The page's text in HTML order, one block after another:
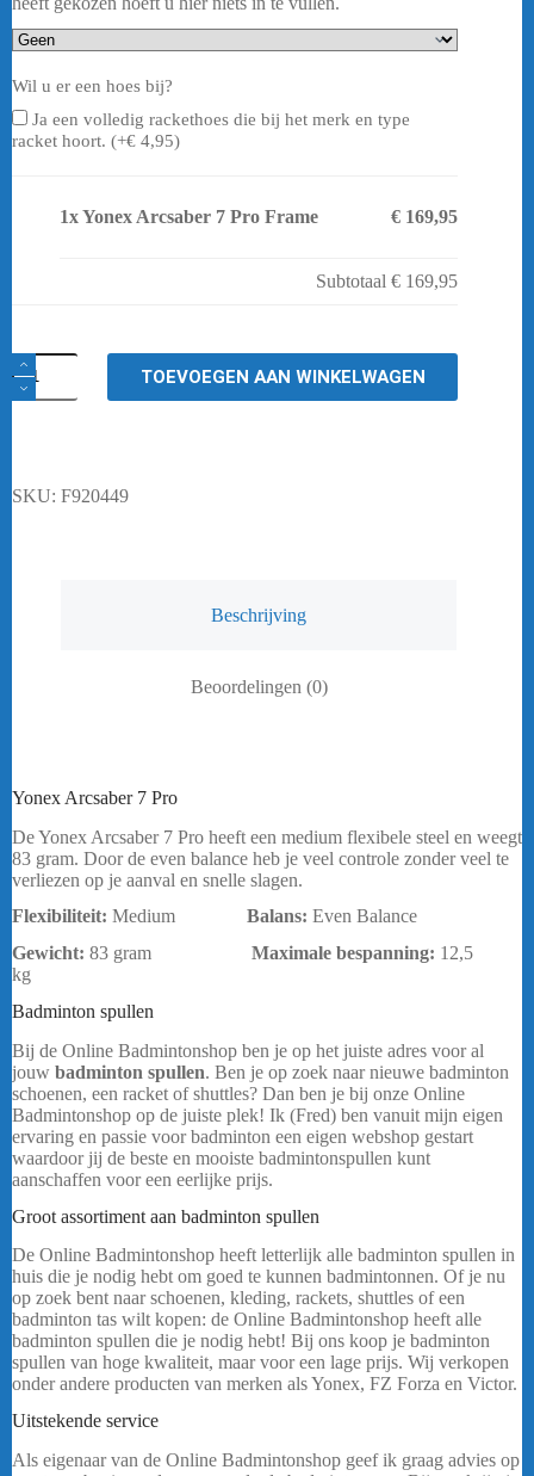
Wil u er een hoes bij?
Ja een volledig rackethoes die bij het merk en type
racket hoort. (+€ 4,95)
1xYonex Arcsaber 7 Pro Frame € 169,95
Subtotaal€ 169,95
Yonex
Arcsaber
7
TOEVOEGEN AAN WINKELWAGEN
SKU: F920449
Beschrijving
Beoordelingen (0)
Yonex Arcsaber 7 Pro
De Yonex Arcsaber 7 Pro heeft een medium flexibele steel en weegt
83 gram. Door de even balance heb je veel controle zonder veel te
verliezen op je aanval en snelle slagen.
Flexibiliteit: Medium Balans: Even Balance
Gewicht: 83 gram Maximale bespanning: 12,5
kg
Badminton spullen
Bij de Online Badmintonshop ben je op het juiste adres voor al
jouw badminton spullen. Ben je op zoek naar nieuwe badminton
schoenen, een racket of shuttles? Dan ben je bij onze Online
Badmintonshop op de juiste plek! Ik (Fred) ben vanuit mijn eigen
ervaring en passie voor badminton een eigen webshop gestart
waardoor jij de beste en mooiste badmintonspullen kunt
aanschaffen voor een eerlijke prijs.
Groot assortiment aan badminton spullen
De Online Badmintonshop heeft letterlijk alle badminton spullen in
huis die je nodig hebt om goed te kunnen badmintonnen. Of je nu
op zoek bent naar schoenen, kleding, rackets, shuttles of een
badminton tas wilt kopen: de Online Badmintonshop heeft alle
badminton spullen die je nodig hebt! Bij ons koop je badminton
spullen van hoge kwaliteit, maar voor een lage prijs. Wij verkopen
onder andere producten van merken als Yonex, FZ Forza en Victor.
Uitstekende service
Als eigenaar van de Online Badmintonshop geef ik graag advies op